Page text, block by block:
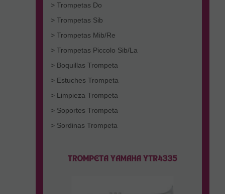
> Trompetas Do
> Trompetas Sib
> Trompetas Mib/Re
> Trompetas Piccolo Sib/La
> Boquillas Trompeta
> Estuches Trompeta
> Limpieza Trompeta
> Soportes Trompeta
> Sordinas Trompeta